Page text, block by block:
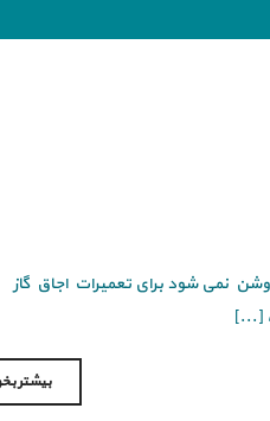
نمی شود برای تعمیرات اجاق گاز
[...]
بیشتر